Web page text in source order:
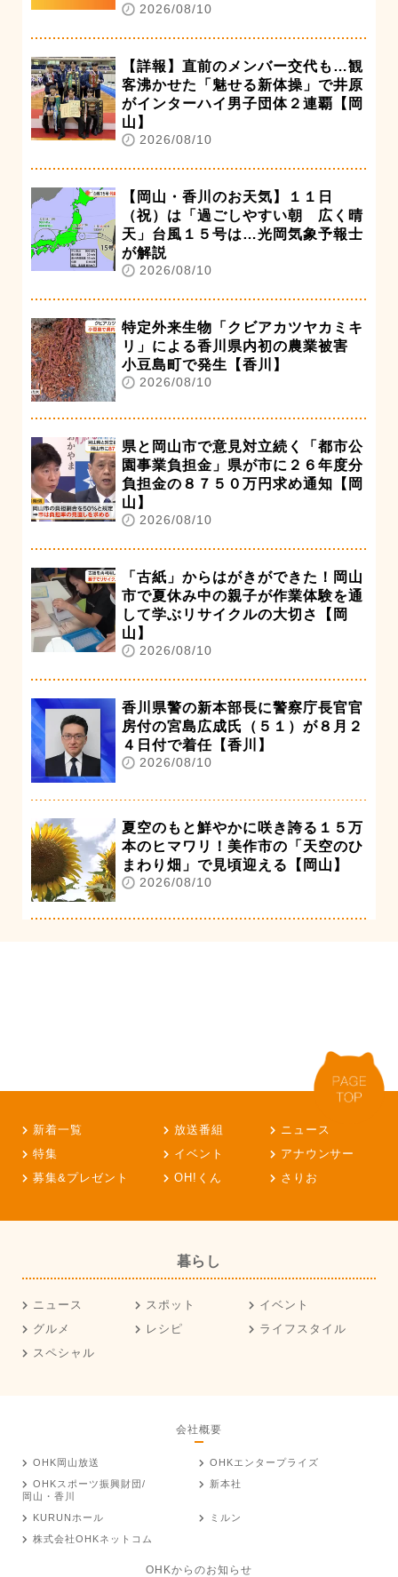
2026/08/10
【詳報】直前のメンバー交代も…観
客沸かせた「魅せる新体操」で井原
がインターハイ男子団体２連覇【岡
山】
2026/08/10
【岡山・香川のお天気】１１日
（祝）は「過ごしやすい朝 広く晴
天」台風１５号は…光岡気象予報士
が解説
2026/08/10
特定外来生物「クビアカツヤカミキ
リ」による香川県内初の農業被害
小豆島町で発生【香川】
2026/08/10
県と岡山市で意見対立続く「都市公
園事業負担金」県が市に２６年度分
負担金の８７５０万円求め通知【岡
山】
2026/08/10
「古紙」からはがきができた！岡山
市で夏休み中の親子が作業体験を通
して学ぶリサイクルの大切さ【岡
山】
2026/08/10
香川県警の新本部長に警察庁長官官
房付の宮島広成氏（５１）が８月２
４日付で着任【香川】
2026/08/10
夏空のもと鮮やかに咲き誇る１５万
本のヒマワリ！美作市の「天空のひ
まわり畑」で見頃迎える【岡山】
2026/08/10
新着一覧 放送番組
ニュース
特集
イベント
アナウンサー
募集&プレゼント
OH!くん さりお
暮らし
ニュース スポット
イベント
グルメ
レシピ
ライフスタイル
スペシャル
会社概要
OHK岡山放送
OHKエンタープライズ
OHKスポーツ振興財団/
岡山・香川
新本社
KURUNホール
ミルン
株式会社OHKネットコム
OHKからのお知らせ